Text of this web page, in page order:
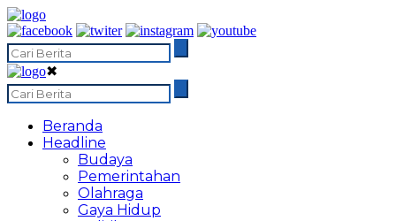
✖
Beranda
Headline
Budaya
Pemerintahan
Olahraga
Gaya Hidup